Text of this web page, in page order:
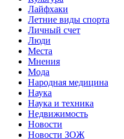
Лайфхаки
Летние виды спорта
Личный счет
Люди
Места
Мнения
Мода
Народная медицина
Наука
Наука и техника
Недвижимость
Новости
Новости ЗОЖ